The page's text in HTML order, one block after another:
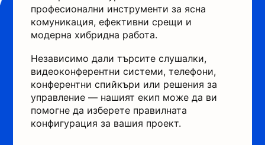
професионални инструменти за ясна
комуникация, ефективни срещи и
модерна хибридна работа.
Независимо дали търсите слушалки,
видеоконферентни системи, телефони,
конферентни спийкъри или решения за
управление — нашият екип може да ви
помогне да изберете правилната
конфигурация за вашия проект.